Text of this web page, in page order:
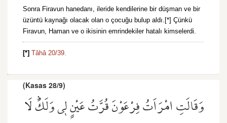
Sonra Firavun hanedanı, ileride kendilerine bir düşman ve bir
üzüntü kaynağı olacak olan o çocuğu bulup aldı.[*] Çünkü
Firavun, Haman ve o ikisinin emrindekiler hatalı kimselerdi.
[*] Tâhâ 20/39.
(Kasas 28/9)
وَقَالَتِ امْرَاَتُ فِرْعَوْنَ قُرَّتُ عَيْنٍ ل۪ي وَلَكَۜ لَا